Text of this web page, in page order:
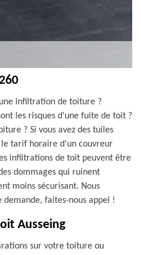
infiltration de toiture ?
les risques d'une fuite de toit ?
? Si vous avez des tuiles
tarif horaire d'un couvreur
infiltrations de toit peuvent être
dommages qui ruinent
moins sécurisant. Nous
demande, faites-nous appel !
Ausseing
sur votre toiture ou